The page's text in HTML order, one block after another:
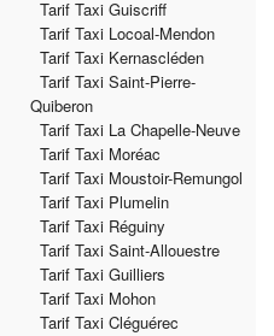
Tarif Taxi Guiscriff
Tarif Taxi Locoal-Mendon
Tarif Taxi Kernascléden
Tarif Taxi Saint-Pierre-
Quiberon
Tarif Taxi La Chapelle-Neuve
Tarif Taxi Moréac
Tarif Taxi Moustoir-Remungol
Tarif Taxi Plumelin
Tarif Taxi Réguiny
Tarif Taxi Saint-Allouestre
Tarif Taxi Guilliers
Tarif Taxi Mohon
Tarif Taxi Cléguérec